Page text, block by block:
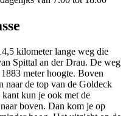
kilometer lange weg die
Spittal an der Drau. De weg
meter hoogte. Boven
naar de top van de Goldeck
kun je ook met de
boven. Dan kom je op